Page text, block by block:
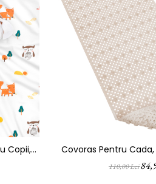
Copii,
Si
Pentru
Covoras Pentru
FizioTab®, 100x40 Cm,
110,00 Lei